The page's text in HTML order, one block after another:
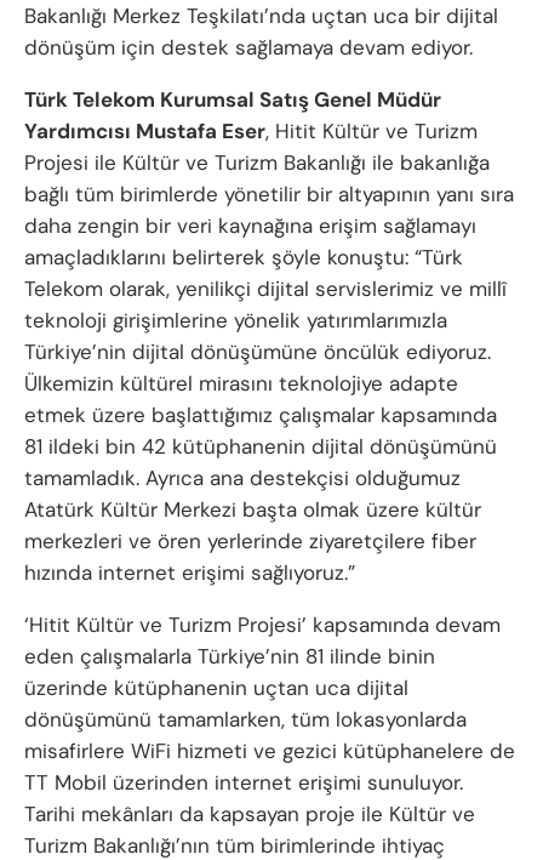
Bakanlığı Merkez Teşkilatı’nda uçtan uca bir dijital
dönüşüm için destek sağlamaya devam ediyor.
Türk Telekom Kurumsal Satış Genel Müdür
Yardımcısı Mustafa Eser, Hitit Kültür ve Turizm
Projesi ile Kültür ve Turizm Bakanlığı ile bakanlığa
bağlı tüm birimlerde yönetilir bir altyapının yanı sıra
daha zengin bir veri kaynağına erişim sağlamayı
amaçladıklarını belirterek şöyle konuştu: “Türk
Telekom olarak, yenilikçi dijital servislerimiz ve millî
teknoloji girişimlerine yönelik yatırımlarımızla
Türkiye’nin dijital dönüşümüne öncülük ediyoruz.
Ülkemizin kültürel mirasını teknolojiye adapte
etmek üzere başlattığımız çalışmalar kapsamında
81 ildeki bin 42 kütüphanenin dijital dönüşümünü
tamamladık. Ayrıca ana destekçisi olduğumuz
Atatürk Kültür Merkezi başta olmak üzere kültür
merkezleri ve ören yerlerinde ziyaretçilere fiber
hızında internet erişimi sağlıyoruz.”
‘Hitit Kültür ve Turizm Projesi’ kapsamında devam
eden çalışmalarla Türkiye’nin 81 ilinde binin
üzerinde kütüphanenin uçtan uca dijital
dönüşümünü tamamlarken, tüm lokasyonlarda
misafirlere WiFi hizmeti ve gezici kütüphanelere de
TT Mobil üzerinden internet erişimi sunuluyor.
Tarihi mekânları da kapsayan proje ile Kültür ve
Turizm Bakanlığı’nın tüm birimlerinde ihtiyaç